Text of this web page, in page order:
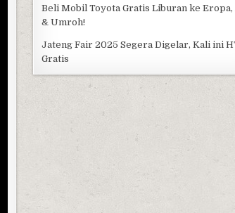
Beli Mobil Toyota Gratis Liburan ke Eropa,
& Umroh!
Jateng Fair 2025 Segera Digelar, Kali ini
Gratis